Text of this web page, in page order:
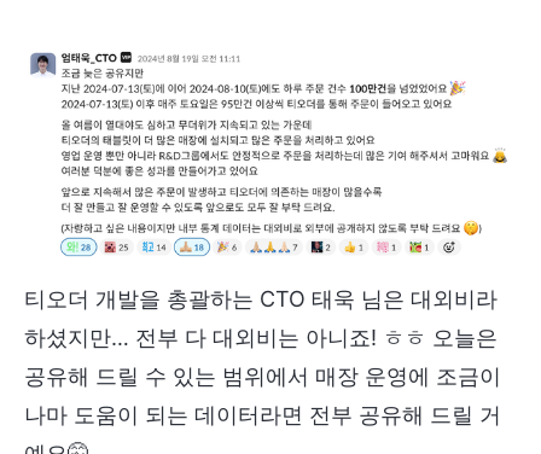
티오더 개발을 총괄하는 CTO 태욱 님은 대외비라
하셨지만… 전부 다 대외비는 아니죠! ㅎㅎ 오늘은
공유해 드릴 수 있는 범위에서 매장 운영에 조금이
나마 도움이 되는 데이터라면 전부 공유해 드릴 거